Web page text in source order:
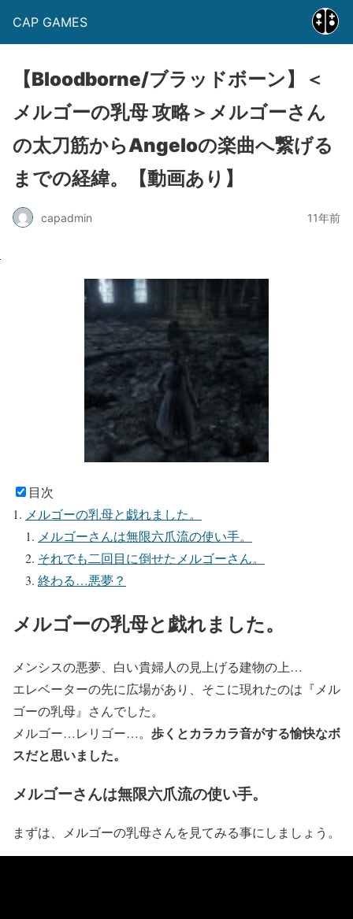
CAP GAMES
【Bloodborne/ブラッドボーン】＜
メルゴーの乳母 攻略＞メルゴーさん
の太刀筋からAngeloの楽曲へ繋げる
までの経緯。【動画あり】
capadmin 11年前
目次
メルゴーの乳母と戯れました。
メルゴーさんは無限六爪流の使い手。
それでも二回目に倒せたメルゴーさん。
終わる…悪夢？
メルゴーの乳母と戯れました。
メンシスの悪夢、白い貴婦人の見上げる建物の上…
エレベーターの先に広場があり、そこに現れたのは『メル
ゴーの乳母』さんでした。
メルゴー…レリゴー…。 歩くとカラカラ音がする愉快なボ
スだと思いました。
メルゴーさんは無限六爪流の使い手。
まずは、メルゴーの乳母さんを見てみる事にしましょう。